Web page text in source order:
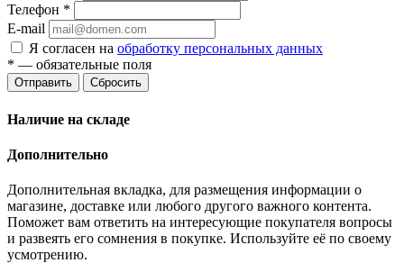
Телефон *
E-mail
Я согласен на обработку персональных данных
* — обязательные поля
Отправить Сбросить
Наличие на складе
Дополнительно
Дополнительная вкладка, для размещения информации о
магазине, доставке или любого другого важного контента.
Поможет вам ответить на интересующие покупателя вопросы
и развеять его сомнения в покупке. Используйте её по своему
усмотрению.